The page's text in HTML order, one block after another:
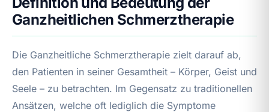
Ganzheitlichen Schmerztherapie
Die Ganzheitliche Schmerztherapie zielt darauf ab,
den Patienten in seiner Gesamtheit – Körper, Geist und
Seele – zu betrachten. Im Gegensatz zu traditionellen
Ansätzen, welche oft lediglich die Symptome